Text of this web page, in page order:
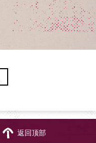
返回顶部